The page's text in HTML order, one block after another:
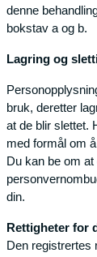
denne
bokstav a og b.
Lagring og
bruk, deretter
at de blir slettet.
med formål om
Du kan be om
din.
Rettigheter for
Den registrertes